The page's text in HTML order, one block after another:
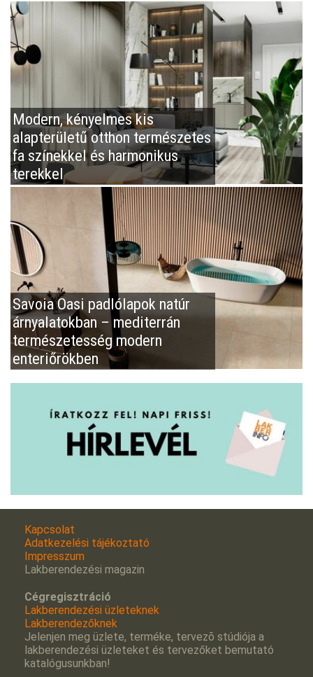
Modern, kényelmes kis
alapterületű otthon természetes
fa színekkel és harmonikus
terekkel
Savoia Oasi padlólapok natúr
árnyalatokban – mediterrán
természetesség modern
enteriőrökben
Kapcsolat
Adatkezelési tájékoztató
Impresszum
Lakberendezési magazin
Cégregisztráció
Lakberendezési üzleteknek
Lakberendezőknek
Jelenjen meg üzlete, terméke, tervezõ stúdiója a
lakberendezési üzleteket és tervezőket bemutató
katalógusunkban!